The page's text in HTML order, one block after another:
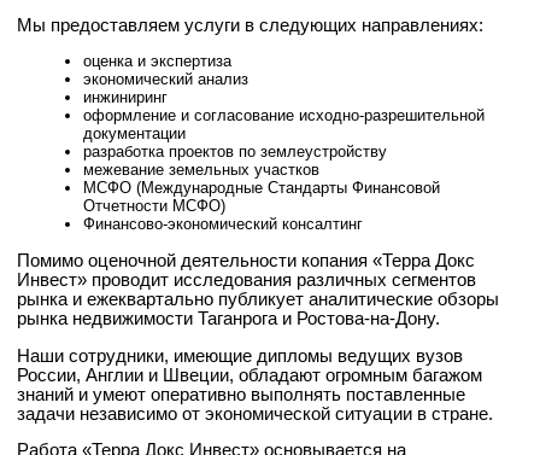
Мы предоставляем услуги в следующих направлениях:
оценка и экспертиза
экономический анализ
инжиниринг
оформление и согласование исходно-разрешительной
документации
разработка проектов по землеустройству
межевание земельных участков
МСФО (Международные Стандарты Финансовой
Отчетности МСФО)
Финансово-экономический консалтинг
Помимо оценочной деятельности копания «Терра Докс
Инвест» проводит исследования различных сегментов
рынка и ежеквартально публикует аналитические обзоры
рынка недвижимости Таганрога и Ростова-на-Дону.
Наши сотрудники, имеющие дипломы ведущих вузов
России, Англии и Швеции, обладают огромным багажом
знаний и умеют оперативно выполнять поставленные
задачи независимо от экономической ситуации в стране.
Работа «Терра Докс Инвест» основывается на